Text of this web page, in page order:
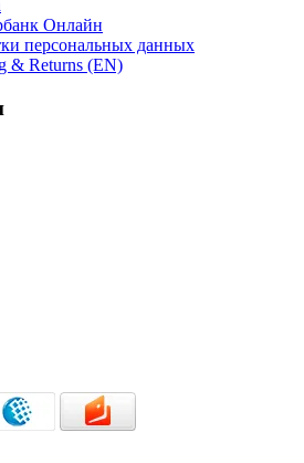
Онлайн
персональных данных
& Returns (EN)